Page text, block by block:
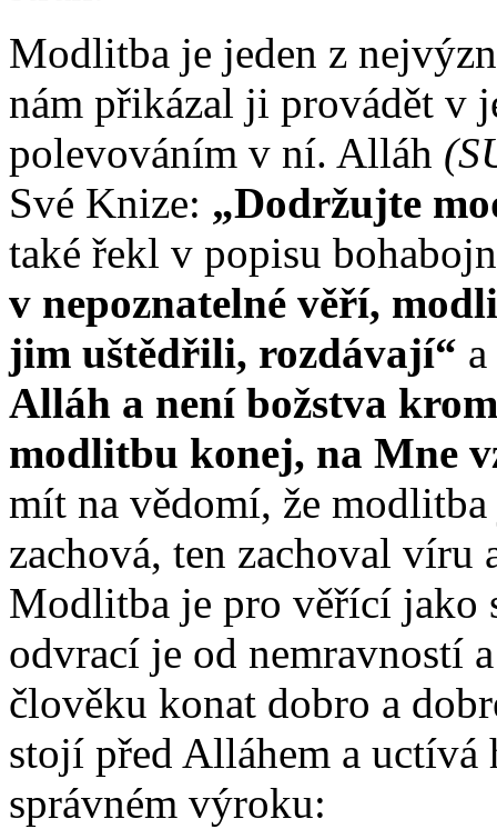
Modlitba je jeden z
nám přikázal ji provádět v
polevováním v ní. Alláh
Své Knize: „Dodržujte
také řekl v popisu
v nepoznatelné věří,
jim uštědřili, rozdávají“
Alláh a není božstva
modlitbu konej, na Mne
mít na vědomí, že
zachová, ten zachoval
Modlitba je pro věřící jako
odvrací je od nemravností
člověku konat dobro a
stojí před Alláhem a
správném výroku: